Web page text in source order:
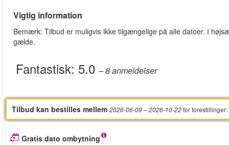
Vigtig information
Bemærk: Tilbud er muligvis ikke tilgængelige på alle datoer. I
gælde.
Fantastisk: 5.0 – 8anmeldelser
Tilbud kan bestilles mellem 2026-06-09– 2026-10-22for forestillinger:
Gratis dato ombytning